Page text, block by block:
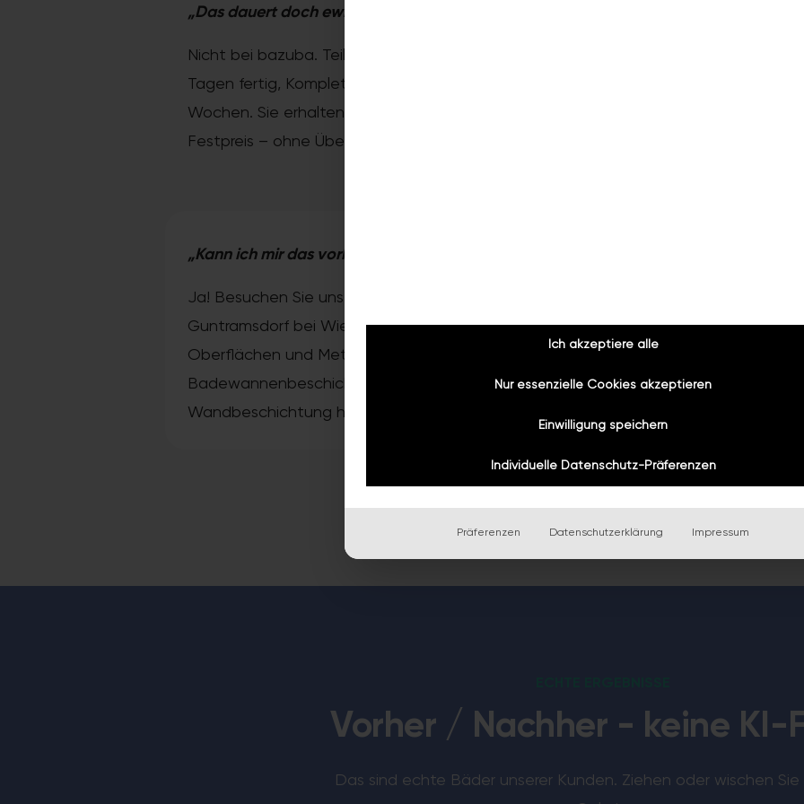
„Das dauert doch ewig und wird teuer?"
Nicht bei bazuba. Teilsanierungen sind oft in wenigen
Tagen fertig, Komplettsanierungen in ein bis zwei
Wochen. Sie erhalten vorab einen verbindlichen
Festpreis – ohne Überraschungen.
„Muss ich mehrere
Nein. Bei bazuba
Planung, Installation,
Ein Ansprechpartner,
„Kann ich mir das vorher ansehen?"
Ja! Besuchen Sie unseren Schauraum in
Guntramsdorf bei Wien. Dort können Sie Materialien,
Oberflächen und Methoden wie
Badewannenbeschichtung oder fugenlose
Wandbeschichtung hautnah erleben.
„Arbeitet ihr auch in
Ja, wir sind in ganz
1. bis zum 23. Bezirk
Innere Stadt,
kommen zu Ihnen.
Vorher / Nachher - keine KI-
Das sind echte Bäder unserer Kunden. Ziehen oder wischen Sie
Ich akzeptiere alle
Nur essenzielle Cookies akzeptieren
Einwilligung speichern
Individuelle Datenschutz-Präferenzen
Präferenzen Datenschutzerklärung Impressum